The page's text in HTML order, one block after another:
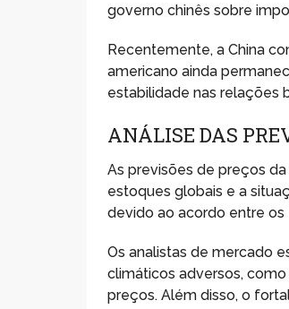
governo chinês sobre
Recentemente, a China
americano ainda
estabilidade nas relações
ANÁLISE DAS
As previsões de preços
estoques globais e a
devido ao acordo entre os
Os analistas de mercado
climáticos adversos,
preços. Além disso, o